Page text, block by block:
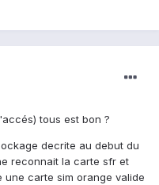
tous est bon ?
decrite au debut du
reconnait la carte sfr et
carte sim orange valide